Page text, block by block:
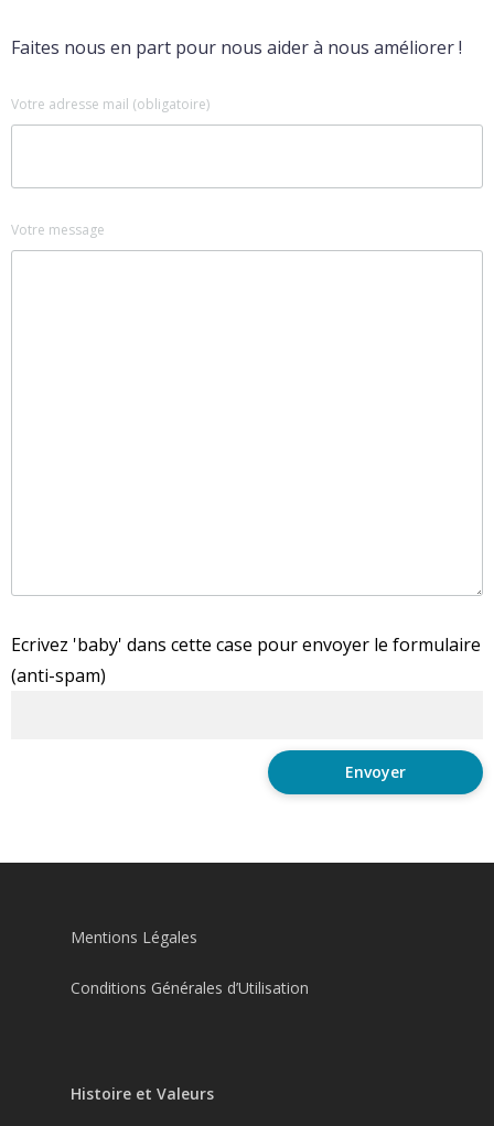
Faites nous en part pour nous aider à nous améliorer !
Votre adresse mail (obligatoire)
Votre message
Ecrivez 'baby' dans cette case pour envoyer le formulaire
(anti-spam)
Mentions Légales
Conditions Générales d’Utilisation
Histoire et Valeurs